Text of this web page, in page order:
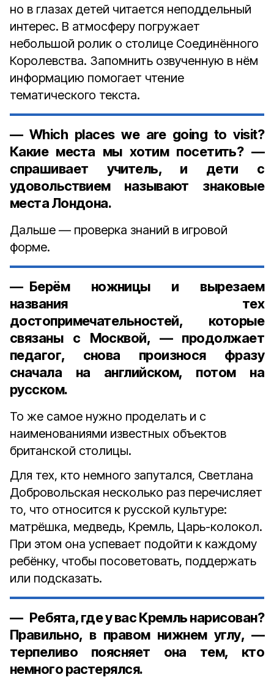
но в глазах детей читается неподдельный
интерес. В атмо­сферу погружает
небольшой ролик о столице Соединённого
Королевства. Запомнить озвученную в нём
информацию помогает чтение
тематического текста.
— Which places we are going to visit?
Какие места мы хотим посетить? —
спрашивает учитель, и дети с
удовольствием называют знаковые
места Лондона.
Дальше — проверка знаний в игровой
форме.
— Берём ножницы и вырезаем
названия тех
достопримечательностей, которые
связаны с Москвой, — продолжает
педагог, снова произнося фразу
сначала на английском, потом на
русском.
То же самое нужно проделать и с
наименованиями известных объектов
британской столицы.
Для тех, кто немного запутался, Светлана
Добровольская несколько раз перечисляет
то, что относится к русской культуре:
матрёшка, медведь, Кремль, Царь-колокол.
При этом она успевает подойти к каждому
ребёнку, чтобы посоветовать, поддержать
или подсказать.
— Ребята, где у вас Кремль нарисован?
Правильно, в правом нижнем углу, —
терпеливо поясняет она тем, кто
немного растерялся.